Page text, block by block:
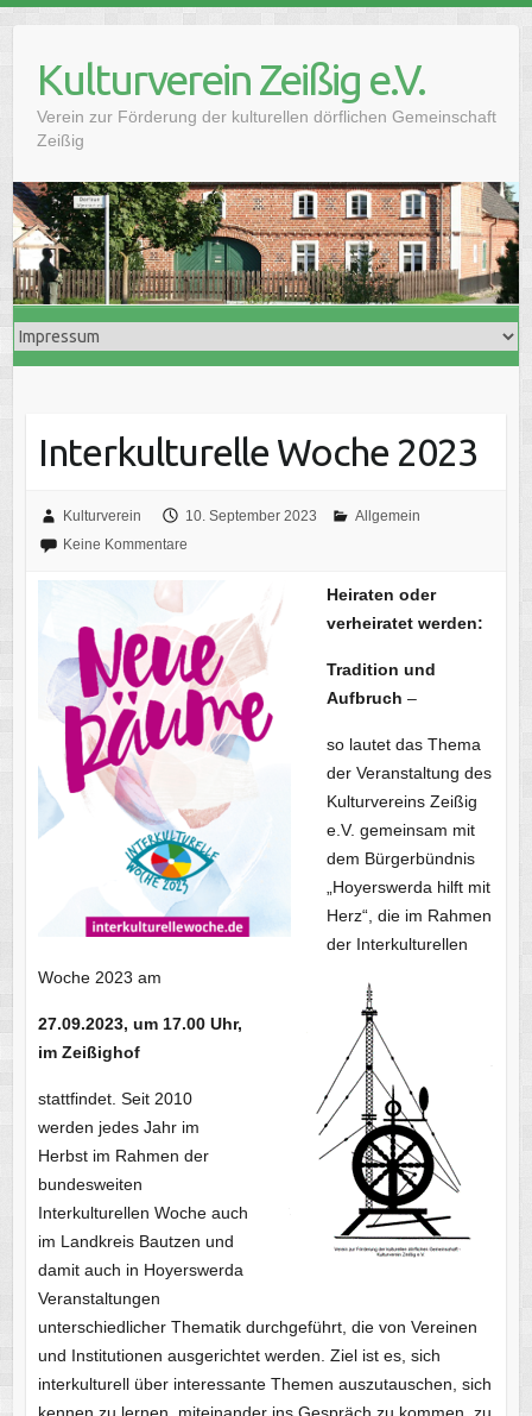
contentKulturverein Zeißig e.V.
Verein zur Förderung der kulturellen dörflichen Gemeinschaft
Zeißig
Interkulturelle Woche 2023
Kulturverein 10. September 2023
Allgemein
Keine Kommentare
Heiraten oder
verheiratet werden:
Tradition und
Aufbruch –
so lautet das Thema
der Veranstaltung des
Kulturvereins Zeißig
e.V. gemeinsam mit
dem Bürgerbündnis
„Hoyerswerda hilft mit
Herz“, die im Rahmen
der Interkulturellen
Woche 2023 am
27.09.2023, um 17.00 Uhr,
im Zeißighof
stattfindet. Seit 2010
werden jedes Jahr im
Herbst im Rahmen der
bundesweiten
Interkulturellen Woche auch
im Landkreis Bautzen und
damit auch in Hoyerswerda
Veranstaltungen
unterschiedlicher Thematik durchgeführt, die von Vereinen
und Institutionen ausgerichtet werden. Ziel ist es, sich
interkulturell über interessante Themen auszutauschen, sich